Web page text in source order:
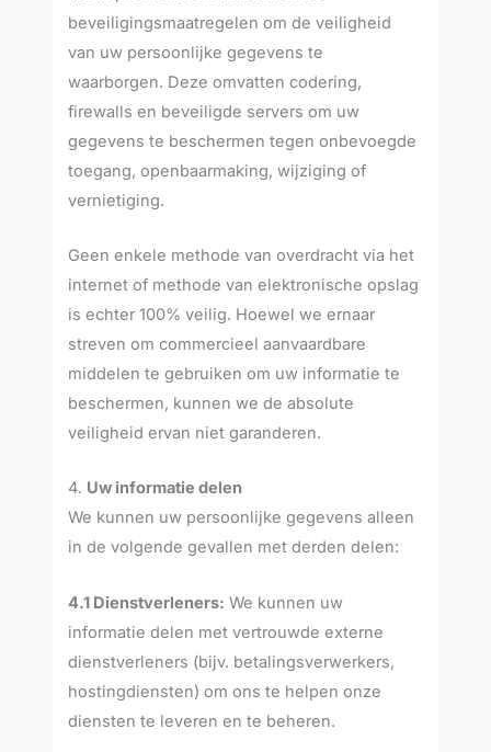
beveiligingsmaatregelen om de veiligheid
van uw persoonlijke gegevens te
waarborgen. Deze omvatten codering,
firewalls en beveiligde servers om uw
gegevens te beschermen tegen onbevoegde
toegang, openbaarmaking, wijziging of
vernietiging.
Geen enkele methode van overdracht via het
internet of methode van elektronische opslag
is echter 100% veilig. Hoewel we ernaar
streven om commercieel aanvaardbare
middelen te gebruiken om uw informatie te
beschermen, kunnen we de absolute
veiligheid ervan niet garanderen.
4. Uw informatie delen
We kunnen uw persoonlijke gegevens alleen
in de volgende gevallen met derden delen:
4.1 Dienstverleners: We kunnen uw
informatie delen met vertrouwde externe
dienstverleners (bijv. betalingsverwerkers,
hostingdiensten) om ons te helpen onze
diensten te leveren en te beheren.